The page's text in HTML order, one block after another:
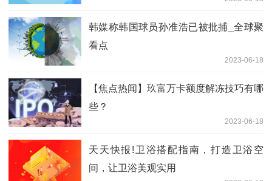
韩媒称韩国球员孙准浩已被批捕_全球聚
看点
2023-06-18
【焦点热闻】玖富万卡额度解冻技巧有哪
些？
2023-06-18
天天快报!卫浴搭配指南，打造卫浴空
间，让卫浴美观实用